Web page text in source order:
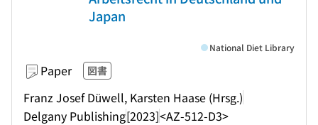
Japan
Paper 図書
Franz Josef Düwell, Karsten Haase (Hrsg.)
Delgany Publishing[2023]<AZ-512-D3>
National Diet Library